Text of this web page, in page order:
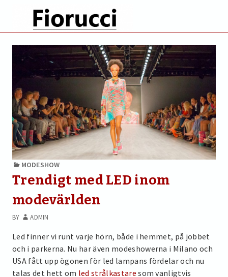
MODESHOW
Trendigt med LED inom
modevärlden
BY ADMIN
Led finner vi runt varje hörn, både i hemmet, på jobbet
och i parkerna. Nu har även modeshowerna i Milano och
USA fått upp ögonen för led lampans fördelar och nu
talas det hett om led strålkastare som vanligtvis